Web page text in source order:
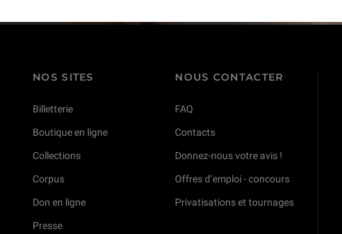
NOS SITES
Billetterie
Boutique en ligne
Collections
Corpus
Don en ligne
Presse
NOUS CONTACTER
FAQ
Contacts
Donnez-nous votre avis !
Offres d’emploi - concours
Privatisations et tournages